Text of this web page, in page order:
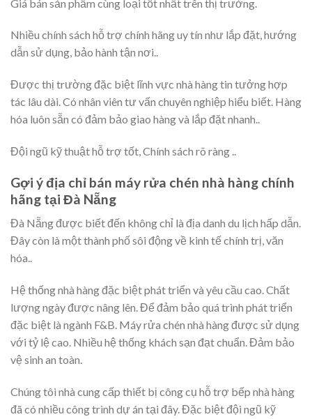
Giá bán sản phẩm cùng loại tốt nhất trên thị trường.
Nhiều chính sách hỗ trợ chính hãng uy tín như lắp đặt, hướng
dẫn sử dụng, bảo hành tận nơi..
Được thị trường đặc biệt lĩnh vực nhà hàng tin tưởng hợp
tác lâu dài. Có nhân viên tư vấn chuyên nghiệp hiểu biết. Hàng
hóa luôn sẵn có đảm bảo giao hàng và lắp đặt nhanh..
Đội ngũ kỹ thuật hỗ trợ tốt, Chính sách rõ ràng ..
Gợi ý địa chỉ bán máy rửa chén nhà hàng chính
hãng tại Đà Nẵng
Đà Nẵng được biết đến không chỉ là địa danh du lịch hấp dẫn.
Đây còn là một thành phố sôi động về kinh tế chính trị, văn
hóa..
Hệ thống nhà hàng đặc biệt phát triển và yêu cầu cao. Chất
lượng ngày được nâng lên. Để đảm bảo quá trình phát triển
đặc biệt là ngành F&B. Máy rửa chén nhà hàng được sử dụng
với tỷ lệ cao. Nhiều hệ thống khách sạn đạt chuẩn. Đảm bảo
vệ sinh an toàn.
Chúng tôi nhà cung cấp thiết bị công cụ hỗ trợ bếp nhà hàng
đã có nhiều công trình dự án tại đây. Đặc biệt đội ngũ kỹ